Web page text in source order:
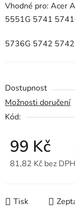
Vhodné pro: Acer
5551G 5741
5736G 5742
Dostupnost
Možnosti doručení
Kód:
99 Kč
81,82 Kč bez DPH
Tisk